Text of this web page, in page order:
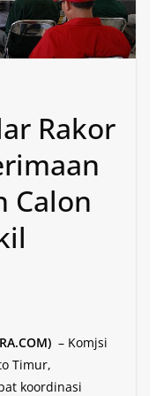
Rakor
Calon
– Komjsi
Timur,
koordinasi